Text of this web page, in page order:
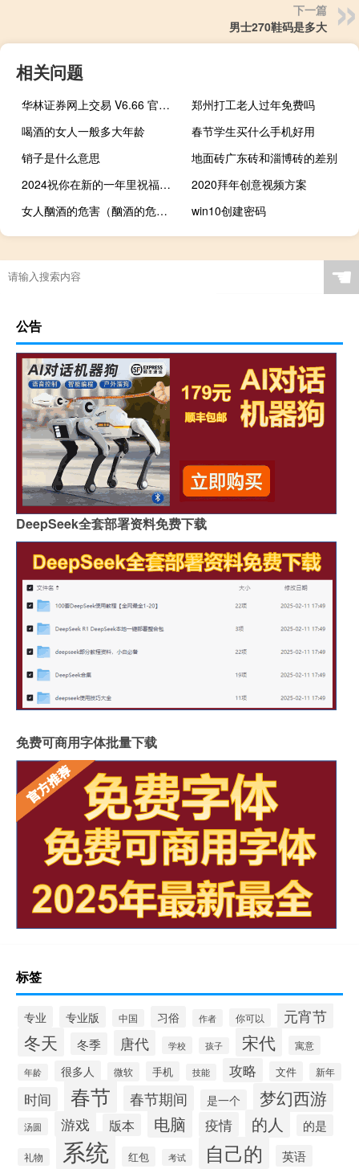
下一篇
男士270鞋码是多大
相关问题
华林证券网上交易 V6.66 官方版（华林证券网上交易 V6.66 官方版功能简介）
郑州打工老人过年免费吗
喝酒的女人一般多大年龄
春节学生买什么手机好用
销子是什么意思
地面砖广东砖和淄博砖的差别
2024祝你在新的一年里祝福语 新年快乐图片2024高清
2020拜年创意视频方案
女人酗酒的危害（酗酒的危害）
win10创建密码
☚
公告
DeepSeek全套部署资料免费下载
免费可商用字体批量下载
标签
专业 专业版 中国 习俗 作者 你可以 元宵节
冬天 冬季 唐代 学校 孩子 宋代 寓意
年龄 很多人 微软 手机 技能 攻略 文件 新年
时间 春节 春节期间 是一个 梦幻西游
汤圆 游戏 版本 电脑 疫情 的人 的是
礼物 系统 红包 考试 自己的 英语